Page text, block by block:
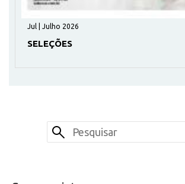
Jul | Julho 2026
SELEÇÕES